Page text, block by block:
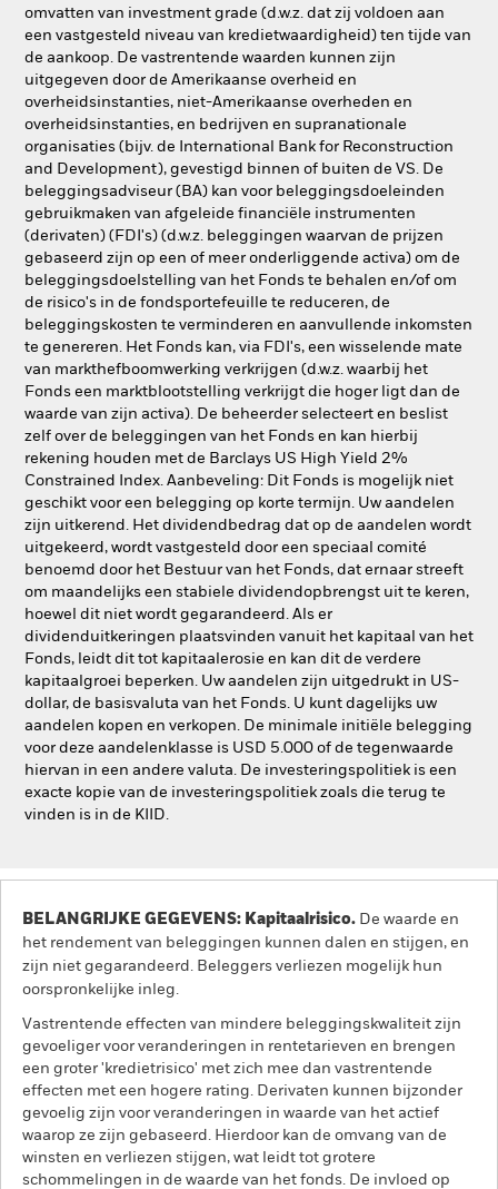
omvatten van investment grade (d.w.z. dat zij voldoen aan
een vastgesteld niveau van kredietwaardigheid) ten tijde van
de aankoop. De vastrentende waarden kunnen zijn
uitgegeven door de Amerikaanse overheid en
overheidsinstanties, niet-Amerikaanse overheden en
overheidsinstanties, en bedrijven en supranationale
organisaties (bijv. de International Bank for Reconstruction
and Development), gevestigd binnen of buiten de VS. De
beleggingsadviseur (BA) kan voor beleggingsdoeleinden
gebruikmaken van afgeleide financiële instrumenten
(derivaten) (FDI's) (d.w.z. beleggingen waarvan de prijzen
gebaseerd zijn op een of meer onderliggende activa) om de
beleggingsdoelstelling van het Fonds te behalen en/of om
de risico's in de fondsportefeuille te reduceren, de
beleggingskosten te verminderen en aanvullende inkomsten
te genereren. Het Fonds kan, via FDI's, een wisselende mate
van markthefboomwerking verkrijgen (d.w.z. waarbij het
Fonds een marktblootstelling verkrijgt die hoger ligt dan de
waarde van zijn activa). De beheerder selecteert en beslist
zelf over de beleggingen van het Fonds en kan hierbij
rekening houden met de Barclays US High Yield 2%
Constrained Index. Aanbeveling: Dit Fonds is mogelijk niet
geschikt voor een belegging op korte termijn. Uw aandelen
zijn uitkerend. Het dividendbedrag dat op de aandelen wordt
uitgekeerd, wordt vastgesteld door een speciaal comité
benoemd door het Bestuur van het Fonds, dat ernaar streeft
om maandelijks een stabiele dividendopbrengst uit te keren,
hoewel dit niet wordt gegarandeerd. Als er
dividenduitkeringen plaatsvinden vanuit het kapitaal van het
Fonds, leidt dit tot kapitaalerosie en kan dit de verdere
kapitaalgroei beperken. Uw aandelen zijn uitgedrukt in US-
dollar, de basisvaluta van het Fonds. U kunt dagelijks uw
aandelen kopen en verkopen. De minimale initiële belegging
voor deze aandelenklasse is USD 5.000 of de tegenwaarde
hiervan in een andere valuta. De investeringspolitiek is een
exacte kopie van de investeringspolitiek zoals die terug te
vinden is in de KIID.
BELANGRIJKE GEGEVENS: Kapitaalrisico. De waarde en
het rendement van beleggingen kunnen dalen en stijgen, en
zijn niet gegarandeerd. Beleggers verliezen mogelijk hun
oorspronkelijke inleg.
Vastrentende effecten van mindere beleggingskwaliteit zijn
gevoeliger voor veranderingen in rentetarieven en brengen
een groter 'kredietrisico' met zich mee dan vastrentende
effecten met een hogere rating. Derivaten kunnen bijzonder
gevoelig zijn voor veranderingen in waarde van het actief
waarop ze zijn gebaseerd. Hierdoor kan de omvang van de
winsten en verliezen stijgen, wat leidt tot grotere
schommelingen in de waarde van het fonds. De invloed op